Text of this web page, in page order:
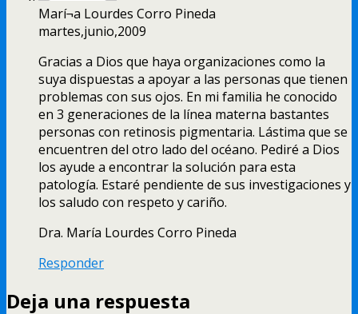
Marí¬a Lourdes Corro Pineda
martes,junio,2009
Gracias a Dios que haya organizaciones como la
suya dispuestas a apoyar a las personas que tienen
problemas con sus ojos. En mi familia he conocido
en 3 generaciones de la lí­nea materna bastantes
personas con retinosis pigmentaria. Lástima que se
encuentren del otro lado del océano. Pediré a Dios
los ayude a encontrar la solución para esta
patologí­a. Estaré pendiente de sus investigaciones y
los saludo con respeto y cariño.
Dra. Marí­a Lourdes Corro Pineda
Responder
Deja una respuesta